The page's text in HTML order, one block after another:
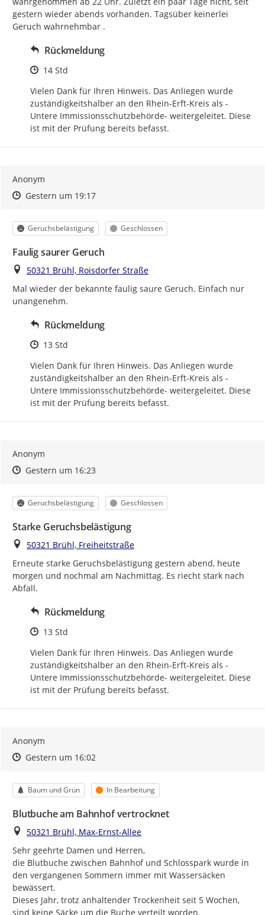
gestern wieder abends vorhanden. Tagsüber keinerlei
Geruch wahrnehmbar .
Rückmeldung
Zeitpunkt des Erstellens
14 Std
Vielen Dank für Ihren Hinweis. Das Anliegen wurde
zuständigkeitshalber an den Rhein-Erft-Kreis als -
Untere Immissionsschutzbehörde- weitergeleitet. Diese
ist mit der Prüfung bereits befasst.
Anonym
Zeitpunkt des Erstellens
Zeitpunkt des Erstellens
Gestern um 19:17Zur Äußerung
Kategorie
Geruchsbelästigung Status
Geschlossen
Faulig saurer Geruch
Ort
50321 Brühl, Roisdorfer Straße
Mal wieder der bekannte faulig saure Geruch. Einfach nur
unangenehm.
Rückmeldung
Zeitpunkt des Erstellens
13 Std
Vielen Dank für Ihren Hinweis. Das Anliegen wurde
zuständigkeitshalber an den Rhein-Erft-Kreis als -
Untere Immissionsschutzbehörde- weitergeleitet. Diese
ist mit der Prüfung bereits befasst.
Anonym
Zeitpunkt des Erstellens
Zeitpunkt des Erstellens
Gestern um 16:23Zur Äußerung
Kategorie
Geruchsbelästigung Status
Geschlossen
Starke Geruchsbelästigung
Ort
50321 Brühl, Freiheitstraße
Erneute starke Geruchsbelästigung gestern abend, heute
morgen und nochmal am Nachmittag. Es riecht stark nach
Abfall.
Rückmeldung
Zeitpunkt des Erstellens
13 Std
Vielen Dank für Ihren Hinweis. Das Anliegen wurde
zuständigkeitshalber an den Rhein-Erft-Kreis als -
Untere Immissionsschutzbehörde- weitergeleitet. Diese
ist mit der Prüfung bereits befasst.
Anonym
Zeitpunkt des Erstellens
Zeitpunkt des Erstellens
Gestern um 16:02Zur Äußerung
Kategorie
Baum und Grün Status
In Bearbeitung
Blutbuche am Bahnhof vertrocknet
Ort
50321 Brühl, Max-Ernst-Allee
Sehr geehrte Damen und Herren,
die Blutbuche zwischen Bahnhof und Schlosspark wurde in
den vergangenen Sommern immer mit Wassersäcken
bewässert.
Dieses Jahr, trotz anhaltender Trockenheit seit 5 Wochen,
sind keine Säcke um die Buche verteilt worden.